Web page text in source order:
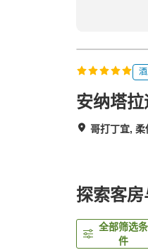
安纳塔
哥打丁宜,
探索客
全部筛选条
件